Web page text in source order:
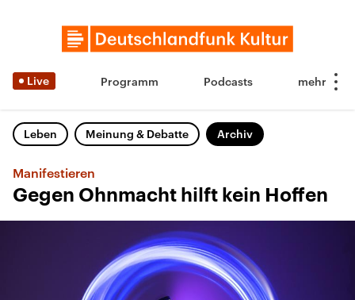
Live Programm Podcasts
Leben Meinung & Debatte Archiv
Manifestieren
Gegen Ohnmacht hilft kein Hoffen